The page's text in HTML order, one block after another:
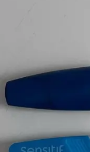
Pinterest